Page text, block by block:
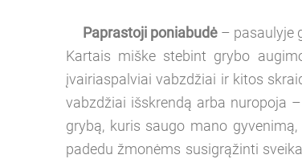
Paprastoji poniabudė – pasaulyje
Kartais miške stebint grybo
įvairiaspalviai vabzdžiai ir kitos
vabzdžiai išskrendą arba nuropoja
grybą, kuris saugo mano
padedu žmonėms susigrąžinti